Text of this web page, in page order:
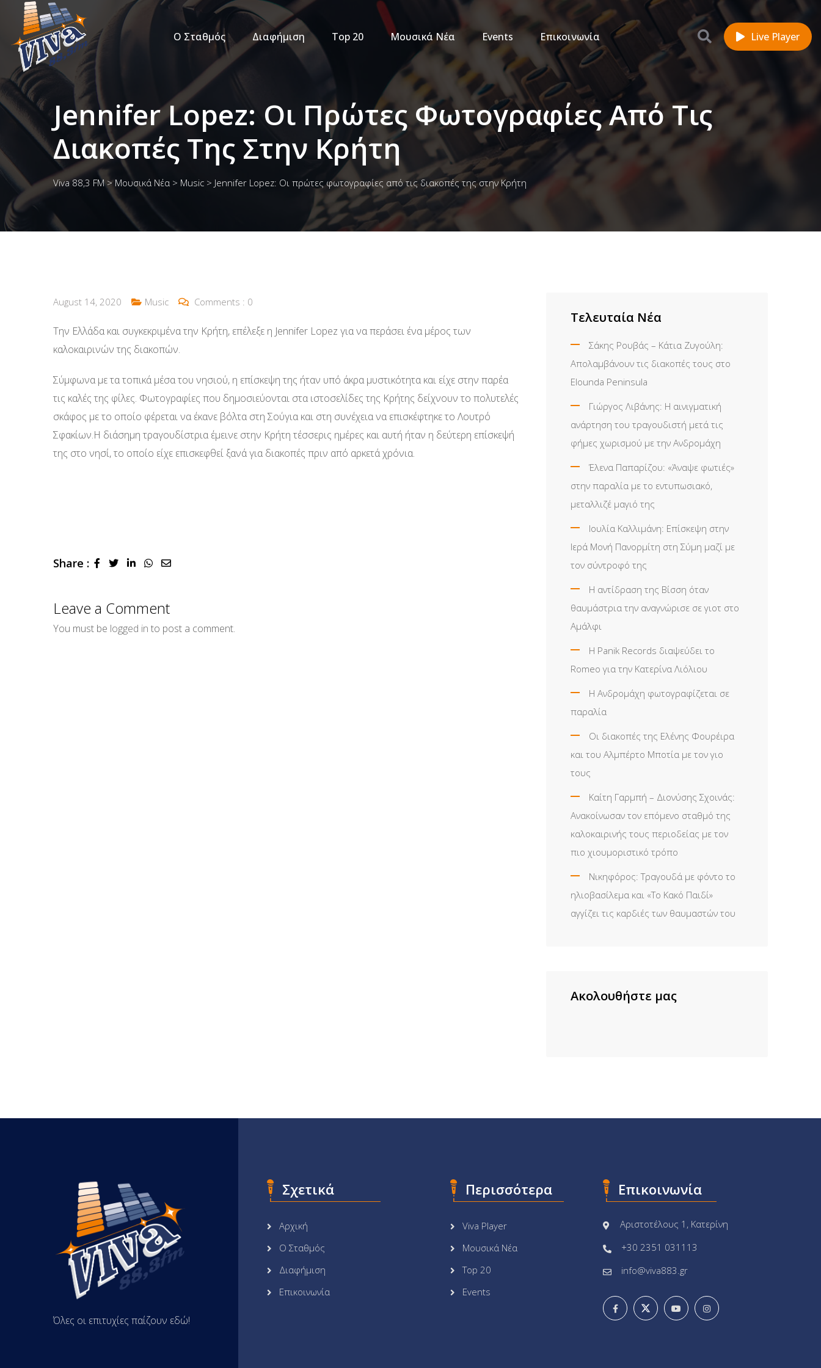
Ο Σταθμός Διαφήμιση Top 20 Μουσικά Νέα Events Επικοινωνία Live Player
Jennifer Lopez: Οι Πρώτες Φωτογραφίες Από Τις
Διακοπές Της Στην Κρήτη
Viva 88,3 FM> Μουσικά Νέα > Music > Jennifer Lopez: Οι πρώτες φωτογραφίες από τις διακοπές της στην Κρήτη
August 14, 2020 Music Comments : 0
Την Ελλάδα και συγκεκριμένα την Κρήτη, επέλεξε η Jennifer Lopez για να περάσει ένα μέρος των
καλοκαιρινών της διακοπών.
Σύμφωνα με τα τοπικά μέσα του νησιού, η επίσκεψη της ήταν υπό άκρα μυστικότητα και είχε στην παρέα
τις καλές της φίλες. Φωτογραφίες που δημοσιεύονται στα ιστοσελίδες της Κρήτης δείχνουν το πολυτελές
σκάφος με το οποίο φέρεται να έκανε βόλτα στη Σούγια και στη συνέχεια να επισκέφτηκε το Λουτρό
Σφακίων.H διάσημη τραγουδίστρια έμεινε στην Κρήτη τέσσερις ημέρες και αυτή ήταν η δεύτερη επίσκεψή
της στο νησί, το οποίο είχε επισκεφθεί ξανά για διακοπές πριν από αρκετά χρόνια.
Share : LinkedInWhatsapp
Share
Leave a Comment
You must be logged in to post a comment.
Τελευταία Νέα
Σάκης Ρουβάς – Κάτια Ζυγούλη:
Απολαμβάνουν τις διακοπές τους στο
Elounda Peninsula
Γιώργος Λιβάνης: Η αινιγματική
ανάρτηση του τραγουδιστή μετά τις
φήμες χωρισμού με την Ανδρομάχη
Έλενα Παπαρίζου: «Άναψε φωτιές»
στην παραλία με το εντυπωσιακό,
μεταλλιζέ μαγιό της
Ιουλία Καλλιμάνη: Επίσκεψη στην
Ιερά Μονή Πανορμίτη στη Σύμη μαζί με
τον σύντροφό της
Η αντίδραση της Βίσση όταν
θαυμάστρια την αναγνώρισε σε γιοτ στο
Αμάλφι
Η Panik Records διαψεύδει το
Romeo για την Κατερίνα Λιόλιου
Η Ανδρομάχη φωτογραφίζεται σε
παραλία
Οι διακοπές της Ελένης Φουρέιρα
και του Αλμπέρτο Μποτία με τον γιο
τους
Καίτη Γαρμπή – Διονύσης Σχοινάς:
Ανακοίνωσαν τον επόμενο σταθμό της
καλοκαιρινής τους περιοδείας με τον
πιο χιουμοριστικό τρόπο
Νικηφόρος: Τραγουδά με φόντο το
ηλιοβασίλεμα και «Το Κακό Παιδί»
αγγίζει τις καρδιές των θαυμαστών του
Ακολουθήστε μας
Όλες οι επιτυχίες παίζουν εδώ!
Σχετικά
Αρχική
Ο Σταθμός
Διαφήμιση
Επικοινωνία
Περισσότερα
Viva Player
Μουσικά Νέα
Top 20
Events
Επικοινωνία
Αριστοτέλους 1, Κατερίνη
+30 2351 031113
info@viva883.gr